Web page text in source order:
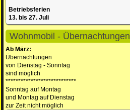
Betriebsferien
13. bis 27. Juli
Wohnmobil - Übernachtungen
Ab März:
Übernachtungen
von Dienstag - Sonntag
sind möglich
****************************
Sonntag auf Montag
und Montag auf Dienstag
zur Zeit nicht möglich